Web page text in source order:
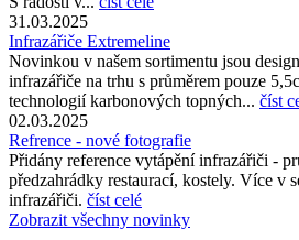
31.03.2025
Infrazářiče Extremeline
Novinkou v našem sortimentu jsou
infrazářiče na trhu s průměrem pouze
technologií karbonových topných... číst
02.03.2025
Refrence - nové fotografie
Přidány reference vytápění infrazářiči -
předzahrádky restaurací, kostely. Více v
infrazářiči. číst celé
Zobrazit všechny novinky